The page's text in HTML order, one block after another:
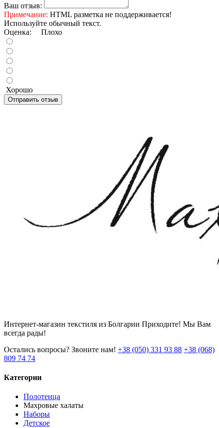
Ваш отзыв:
Примечание: HTML разметка не поддерживается!
Используйте обычный текст.
Оценка: Плохо
Хорошо
Отправить отзыв
Интернет-магазин текстиля из Болгарии Приходите! Мы Вам
всегда рады!
Остались вопросы? Звоните нам! +38 (050) 331 93 88 +38 (068)
809 74 74
Категории
Полотенца
Махровые халаты
Наборы
Детское